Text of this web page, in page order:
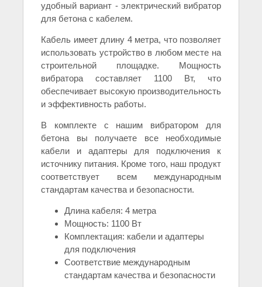
удобный вариант - электрический вибратор
для бетона с кабелем.
Кабель имеет длину 4 метра, что позволяет
использовать устройство в любом месте на
строительной площадке. Мощность
вибратора составляет 1100 Вт, что
обеспечивает высокую производительность
и эффективность работы.
В комплекте с нашим вибратором для
бетона вы получаете все необходимые
кабели и адаптеры для подключения к
источнику питания. Кроме того, наш продукт
соответствует всем международным
стандартам качества и безопасности.
Длина кабеля: 4 метра
Мощность: 1100 Вт
Комплектация: кабели и адаптеры
для подключения
Соответствие международным
стандартам качества и безопасности